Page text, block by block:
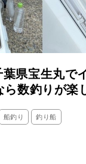
葉県宝生丸で
数釣りが楽
船釣り 釣り船